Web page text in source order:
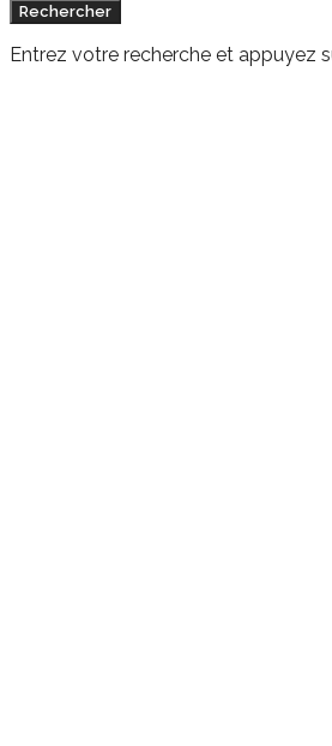
Rechercher
Entrez votre recherche et appuyez